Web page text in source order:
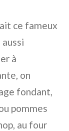
ce fameux
aussi
à
on
fondant,
pommes
au four